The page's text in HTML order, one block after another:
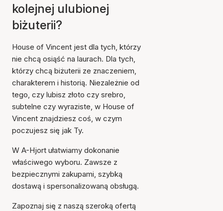
kolejnej ulubionej
biżuterii?
House of Vincent jest dla tych, którzy
nie chcą osiąść na laurach. Dla tych,
którzy chcą biżuterii ze znaczeniem,
charakterem i historią. Niezależnie od
tego, czy lubisz złoto czy srebro,
subtelne czy wyraziste, w House of
Vincent znajdziesz coś, w czym
poczujesz się jak Ty.
W A-Hjort ułatwiamy dokonanie
właściwego wyboru. Zawsze z
bezpiecznymi zakupami, szybką
dostawą i spersonalizowaną obsługą.
Zapoznaj się z naszą szeroką ofertą